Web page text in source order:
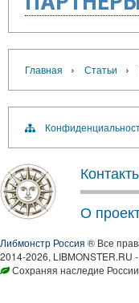
Главная › Статьи ›
О
Либмонстр Россия ® Все
2014-2026, LIBMONSTER.RU
Сохраняя наследие России